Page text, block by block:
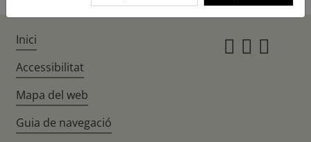
Inici
Accessibilitat
Mapa del web
Guia de navegació